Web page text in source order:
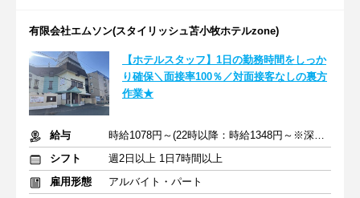
有限会社エムソン(スタイリッシュ苫小牧ホテルzone)
【ホテルスタッフ】1日の勤務時間をしっか
り確保＼面接率100％／対面接客なしの裏方
作業★
給与
時給1078円～(22時以降：時給1348円～※深夜手当込み)＋交通費
シフト
週2日以上 1日7時間以上
雇用形態
アルバイト・パート